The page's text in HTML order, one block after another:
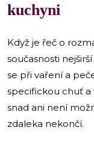
kuchyni
Když je řeč o
současnosti
se při vaření a
specifickou chuť a
snad ani není
zdaleka nekončí.